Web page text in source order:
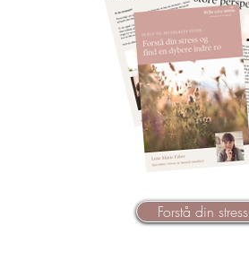
Forstå din stress